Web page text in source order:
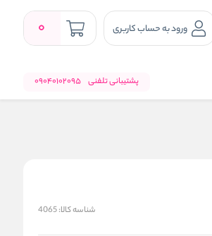
ورود به حساب کاربری 0
پشتیبانی تلفنی 09040102095
شناسه کالا:4065